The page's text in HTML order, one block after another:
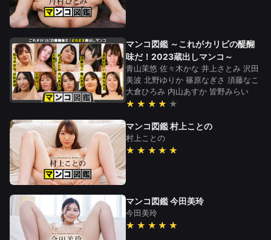
マンコ図鑑 ～これがカリビの醍醐
味だ！2023蔵出しマンコ～
青山茉悠 佐々木かな 井上さとみ 沢田
美波 北野ゆりか 篠原なぎさ 須藤なこ
大倉ひろみ 内山あすか 皆野みらい
★★★★
マンコ図鑑 村上ことの
村上ことの
★★★★★
マンコ図鑑 今田美玲
今田美玲
★★★★★